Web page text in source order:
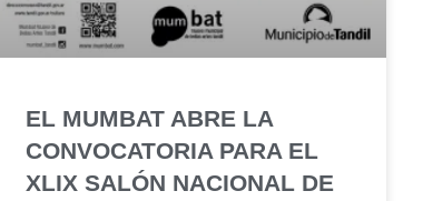
EL MUMBAT ABRE LA
CONVOCATORIA PARA EL
XLIX SALÓN NACIONAL DE